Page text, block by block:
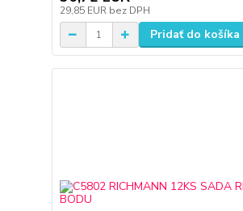
29,85 EUR bez DPH
Pridať do košíka